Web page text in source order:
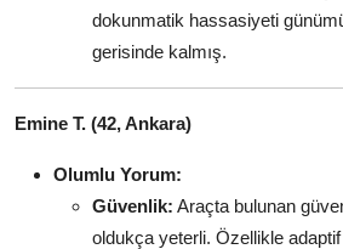
dokunmatik hassasiyeti
gerisinde kalmış.
Emine T. (42, Ankara)
Olumlu Yorum:
Güvenlik: Araçta bulunan
oldukça yeterli. Özellikle